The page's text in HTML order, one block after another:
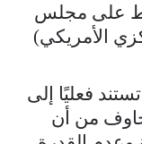
على مجلس
الأمريكي)
فعليًا إلى
من أن